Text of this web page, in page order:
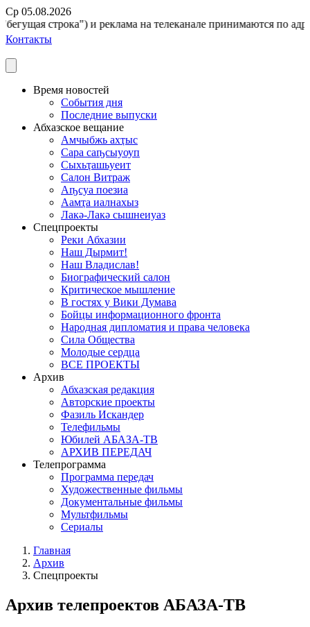
Ср 05.08.2026
строка") и реклама на телеканале принимаются по
Контакты
Время новостей
События дня
Последние выпуски
Абхазское вещание
Амчыбжь ахҭыс
Сара саҧсыуоуп
Сыхьҭашьуеит
Салон Витраж
Аҧсуа поезиа
Аамҭа иалнахыз
Лакә-Лакә сышнеиуаз
Спецпроекты
Реки Абхазии
Наш Дырмит!
Наш Владислав!
Биографический салон
Критическое мышление
В гостях у Вики Думава
Бойцы информационного фронта
Народная дипломатия и права человека
Сила Общества
Молодые сердца
ВСЕ ПРОЕКТЫ
Архив
Абхазская редакция
Авторские проекты
Фазиль Искандер
Телефильмы
Юбилей АБАЗА-ТВ
АРХИВ ПЕРЕДАЧ
Телепрограмма
Программа передач
Художественные фильмы
Документальные фильмы
Мультфильмы
Сериалы
Главная
Архив
Спецпроекты
Архив телепроектов АБАЗА-ТВ